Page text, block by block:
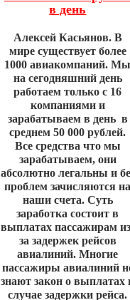
в день
Алексей Касьянов. В
мире существует более
1000 авиакомпаний.
на сегодняшний день
работаем только с 16
компаниями и
зарабатываем в день в
среднем 50 000 рублей.
Все средства что мы
зарабатываем, они
абсолютно легальны и
проблем зачисляются
наши счета. Суть
заработка состоит в
выплатах пассажирам
за задержек рейсов
авиалиний. Многие
пассажиры авиалиний
знают закон о выплатах
случае задержки рейса.